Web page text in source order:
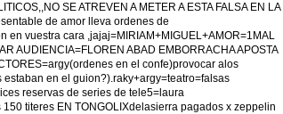
SE ATREVEN A METER A ESTA FALSA EN LA
de amor lleva ordenes de
en vuestra cara ,jajaj=MIRIAM+MIGUEL+AMOR=1MAL
AUDIENCIA=FLOREN ABAD EMBORRACHA APOSTA
en el confe)provocar alos
en el guion?).raky+argy=teatro=falsas
reservas de series de tele5=laura
titeres EN TONGOLIXdelasierra pagados x zeppelin